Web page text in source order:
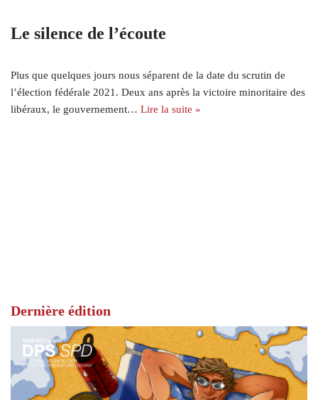
Le silence de l’écoute
Plus que quelques jours nous séparent de la date du scrutin de
l’élection fédérale 2021. Deux ans après la victoire minoritaire des
libéraux, le gouvernement… Lire la suite »
Dernière édition